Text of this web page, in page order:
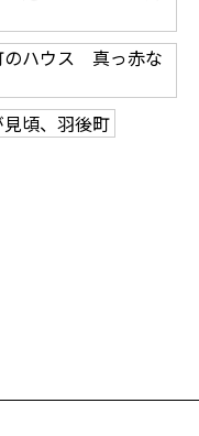
のハウス 真っ赤な
頃、羽後町